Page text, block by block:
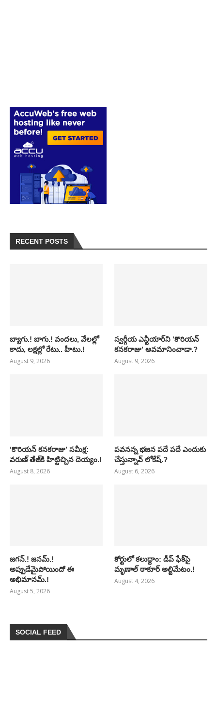
RECENT POSTS
బ్యాగు.! బాగు.! వందలు, వేలల్లో
కాదు, లక్షల్లో రేటు.. హీటు.!
August 9, 2026
స్వర్గీయ ఎన్టీయార్‌ని ‘కొరియన్
కనకరాజు’ అవమానించాడా.?
August 9, 2026
‘కొరియన్ కనకరాజు’ సమీక్ష:
వరుణ్ తేజ్‌కి హిట్టిచ్చిన దెయ్యం.!
August 8, 2026
పవనన్న భజన పదే పదే ఎందుకు
చేస్తున్నావ్ లోకేష్.?
August 6, 2026
జగన్.! జనమ్.!
అప్పుడేమైపోయిందో ఈ
అభిమానమ్.!
August 5, 2026
కోర్టులో కలుద్దాం: డీప్ ఫేక్‌పై
మృణాల్ ఠాకూర్ అల్టిమేటం.!
August 4, 2026
SOCIAL FEED